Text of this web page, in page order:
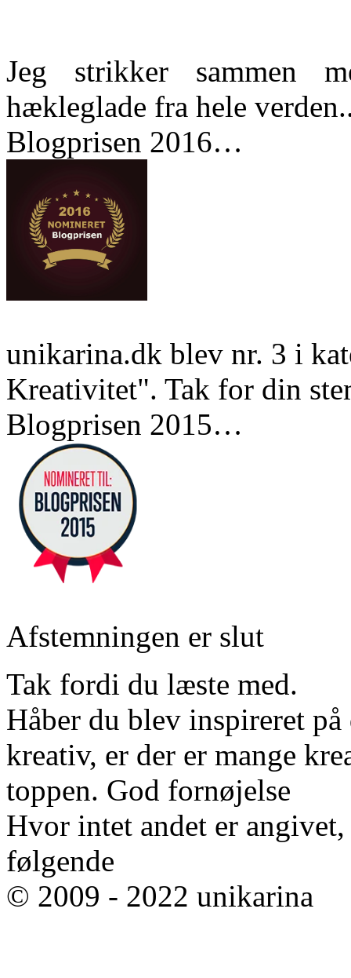
Jeg strikker sammen
hækleglade fra hele
Blogprisen 2016…
unikarina.dk blev nr. 3 i
Kreativitet". Tak for din
Blogprisen 2015…
Afstemningen er slut
Tak fordi du læste med.
Håber du blev inspireret
kreativ, er der er mange
toppen. God fornøjelse
Hvor intet andet er
følgende
© 2009 - 2022 unikarina